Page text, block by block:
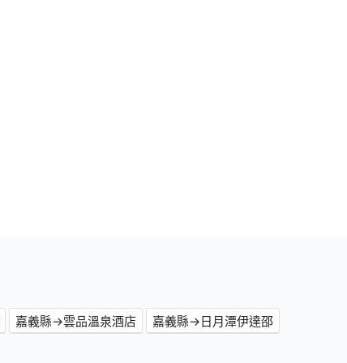
嘉義縣→雲品溫泉酒店
嘉義縣→日月潭伊達邵